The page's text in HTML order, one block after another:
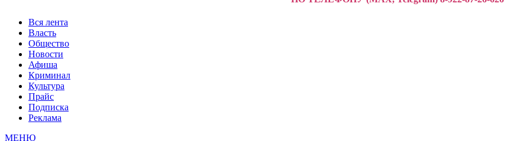
Вся лента
Власть
Общество
Новости
Афиша
Криминал
Культура
Прайс
Подписка
Реклама
МЕНЮ